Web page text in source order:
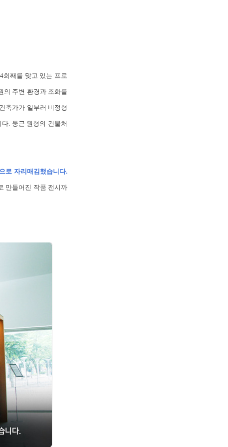
회째를 맞고 있는 프로
의 주변 환경과 조화를
축가가 일부러 비정형
. 둥근 원형의 건물처
로 자리매김했습니다.
만들어진 작품 전시까